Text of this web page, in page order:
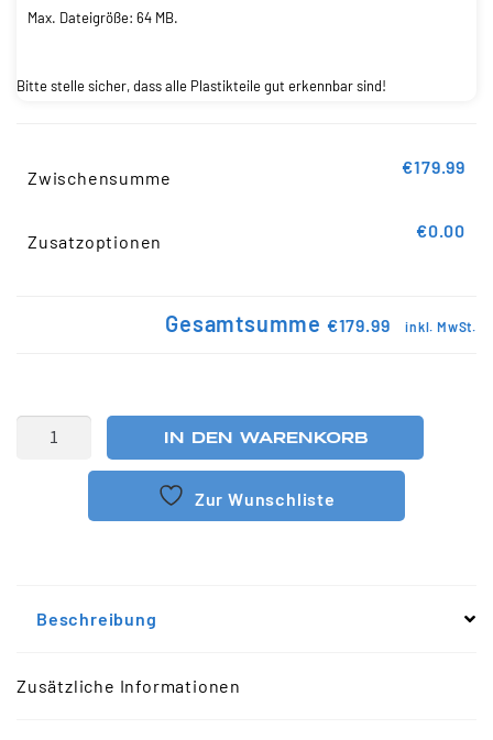
Max. Dateigröße: 64 MB.
Bitte stelle sicher, dass alle Plastikteile gut erkennbar sind!
Zwischensumme
€179.99
Zusatzoptionen
€0.00
Gesamtsumme €179.99 inkl. MwSt.
IN DEN WARENKORB
Zur Wunschliste
Beschreibung
Zusätzliche Informationen